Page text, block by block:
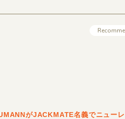
がJACKMATE名義でニュー